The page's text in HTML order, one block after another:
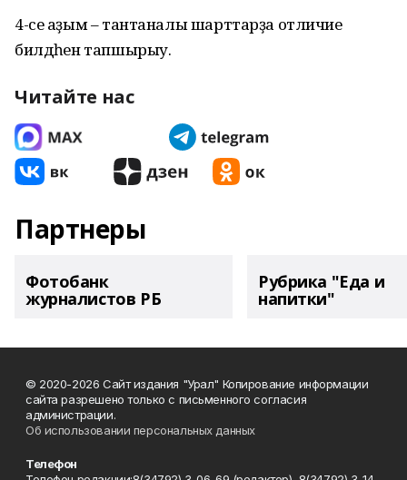
4-се аҙым – тантаналы шарттарҙа отличие
билдәһен тапшырыу.
Читайте нас
Партнеры
Фотобанк
журналистов РБ
Рубрика "Еда и
напитки"
© 2020-2026 Сайт издания "Урал" Копирование информации
сайта разрешено только с письменного согласия
администрации.
Об использовании персональных данных
Телефон